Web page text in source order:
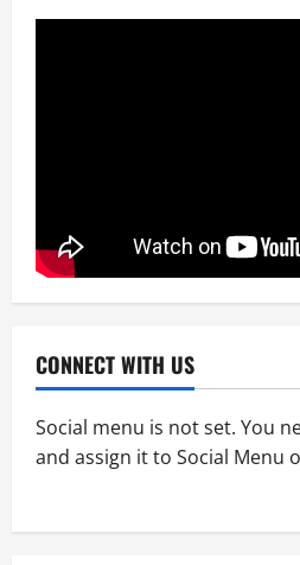
CONNECT WITH US
Social menu is not set. You
and assign it to Social Menu
মানবিক গল্প নিয়ে
4 April 2, 2026
5
Entertainment